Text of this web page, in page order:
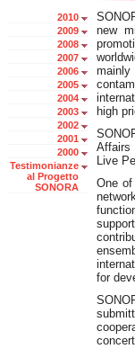
2010
2009
2008
2007
2006
2005
2004
2003
2002
2001
2000
Testimonianze
al Progetto
SONORA
new
mainly
high
Affairs
Live
One
for